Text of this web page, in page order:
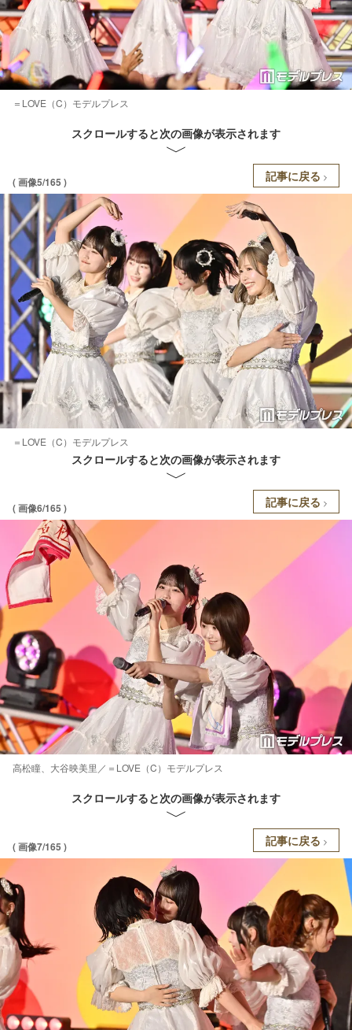
＝LOVE（C）モデルプレス
スクロールすると次の画像が表示されます
( 画像5/165 ) 記事に戻る
＝LOVE（C）モデルプレス
スクロールすると次の画像が表示されます
( 画像6/165 ) 記事に戻る
高松瞳、大谷映美里／＝LOVE（C）モデルプレス
スクロールすると次の画像が表示されます
( 画像7/165 ) 記事に戻る